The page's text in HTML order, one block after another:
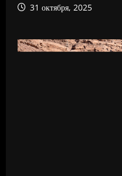
31 октября, 2025